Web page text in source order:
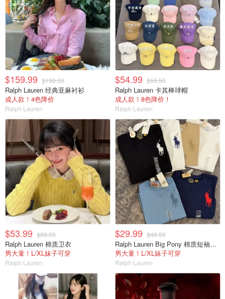
$159.99 $198.00
Ralph Lauren 经典亚麻衬衫
成人款！4色降价
Ralph Lauren
$54.99 $69.50
Ralph Lauren 卡其棒球帽
成人款！8色降价！
Ralph Lauren
$53.99 $89.50
Ralph Lauren 棉质卫衣
男大童！L/XL妹子可穿
Ralph Lauren
$29.99 $49.50
Ralph Lauren Big Pony 棉质短袖T恤
男大童！L/XL妹子可穿
Ralph Lauren